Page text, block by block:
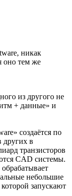
никак
оно тем же
из другого не
+ данные» и
создаётся по
других в
транзисторов
CAD системы.
небольшие
запускают